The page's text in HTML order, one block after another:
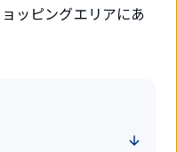
ッピングエリアにあ